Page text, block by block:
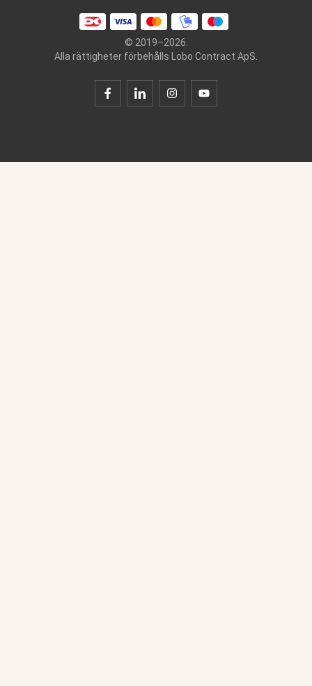
© 2019–2026.
Alla rättigheter förbehålls Lobo Contract ApS.